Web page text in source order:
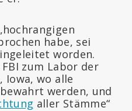
habe, sei
worden.
zum Labor der
Iowa, wo alle
werden, und
aller Stämme“